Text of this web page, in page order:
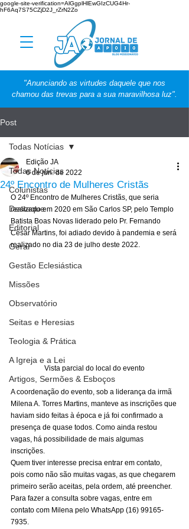
google-site-verification=AlGgplHlEwGIzCUG4Hr-
hF6Aq7S75CZjD2J_rZrN2Zo
"Anunciando as virtudes daquele que nos
chamou das trevas para a sua maravilhosa luz".
Post
Todas Notícias
Colunistas
Destaque
Editorial
Geral
Gestão Eclesiástica
Missões
Observatório
Seitas e Heresias
Teologia & Prática
A Igreja e a Lei
Artigos, Sermões & Esboços
Todas Notícias
24º Encontro de Mulheres Cristãs
Edição JA
6 de jun. de 2022
O 24º Encontro de Mulheres Cristãs, que seria
realizado em 2020 em São Carlos SP, pelo Templo
Batista Boas Novas liderado pelo Pr. Fernando
César Martins, foi adiado devido à pandemia e será
realizado no dia 23 de julho deste 2022.
Vista parcial do local do evento
A coordenação do evento, sob a liderança da irmã
Milena A. Torres Martins, manteve as inscrições que
haviam sido feitas à época e já foi confirmado a
presença de quase todos. Como ainda restou
vagas, há possibilidade de mais algumas
inscrições.
Quem tiver interesse precisa entrar em contato,
pois como não são muitas vagas, as que chegarem
primeiro serão aceitas, pela ordem, até preencher.
Para fazer a consulta sobre vagas, entre em
contato com Milena pelo WhatsApp (16) 99165-
7935.